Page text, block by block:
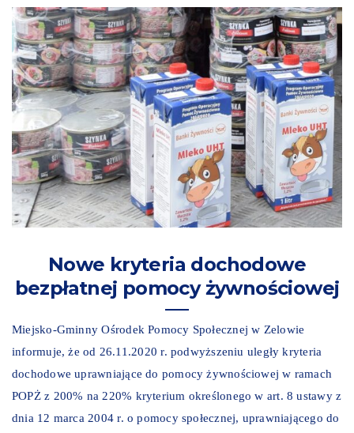
Nowe kryteria dochodowe
bezpłatnej pomocy żywnościowej
Miejsko-Gminny Ośrodek Pomocy Społecznej w Zelowie
informuje, że od 26.11.2020 r. podwyższeniu uległy kryteria
dochodowe uprawniające do pomocy żywnościowej w ramach
POPŻ z 200% na 220% kryterium określonego w art. 8 ustawy z
dnia 12 marca 2004 r. o pomocy społecznej, uprawniającego do